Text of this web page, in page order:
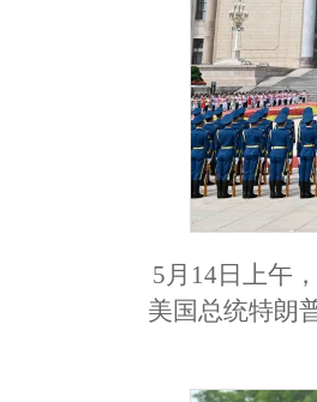
5月14日上午
美国总统特朗